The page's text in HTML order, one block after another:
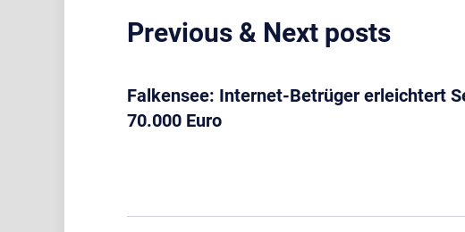
Previous & Next posts
Falkensee: Internet-Betrüger erleichtert
70.000 Euro